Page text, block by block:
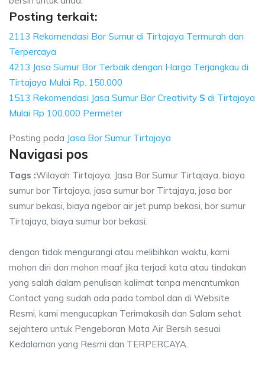
Posting terkait:
2113 Rekomendasi Bor Sumur di Tirtajaya Termurah dan
Terpercaya
4213 Jasa Sumur Bor Terbaik dengan Harga Terjangkau di
Tirtajaya Mulai Rp. 150.000
1513 Rekomendasi Jasa Sumur Bor Creativity S di Tirtajaya
Mulai Rp 100.000 Permeter
Posting pada Jasa Bor Sumur Tirtajaya
Navigasi pos
Tags :Wilayah Tirtajaya, Jasa Bor Sumur Tirtajaya, biaya
sumur bor Tirtajaya, jasa sumur bor Tirtajaya, jasa bor
sumur bekasi, biaya ngebor air jet pump bekasi, bor sumur
Tirtajaya, biaya sumur bor bekasi.
dengan tidak mengurangi atau melibihkan waktu, kami
mohon diri dan mohon maaf jika terjadi kata atau tindakan
yang salah dalam penulisan kalimat tanpa mencntumkan
Contact yang sudah ada pada tombol dan di Website
Resmi, kami mengucapkan Terimakasih dan Salam sehat
sejahtera untuk Pengeboran Mata Air Bersih sesuai
Kedalaman yang Resmi dan TERPERCAYA.